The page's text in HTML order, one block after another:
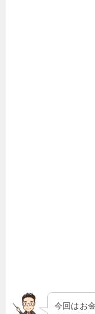
今回はお